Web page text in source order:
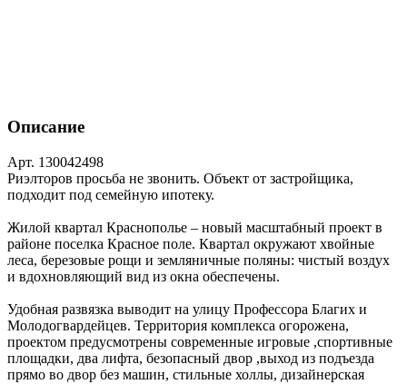
Описание
Арт. 130042498
Риэлторов просьба не звонить. Объект от застройщика,
подходит под семейную ипотеку.
Жилой квартал Краснополье ‒ новый масштабный проект в
районе поселка Красное поле. Квартал окружают хвойные
леса, березовые рощи и земляничные поляны: чистый воздух
и вдохновляющий вид из окна обеспечены.
Удобная развязка выводит на улицу Профессора Благих и
Молодогвардейцев. Территория комплекса огорожена,
проектом предусмотрены современные игровые ,спортивные
площадки, два лифта, безопасный двор ,выход из подъезда
прямо во двор без машин, стильные холлы, дизайнерская